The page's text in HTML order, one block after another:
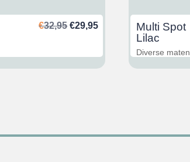
€32,95 Oorspronkelijke
€32,95.
€29,95Huidige
€29,95.
Multi Spot
Lilac
Diverse maten